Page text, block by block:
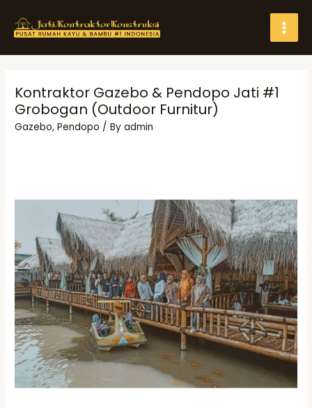
Search
Kontraktor Gazebo & Pendopo Jati #1
Grobogan (Outdoor Furnitur)
Gazebo,Pendopo / Byadmin